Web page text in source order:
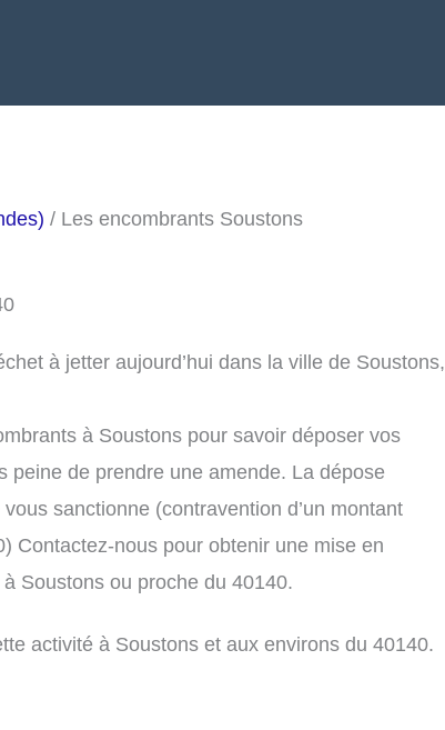
/ Les encombrants Soustons
à jetter aujourd’hui dans la ville de Soustons,
à Soustons pour savoir déposer vos
peine de prendre une amende. La dépose
sanctionne (contravention d’un montant
Contactez-nous pour obtenir une mise en
Soustons ou proche du 40140.
activité à Soustons et aux environs du 40140.